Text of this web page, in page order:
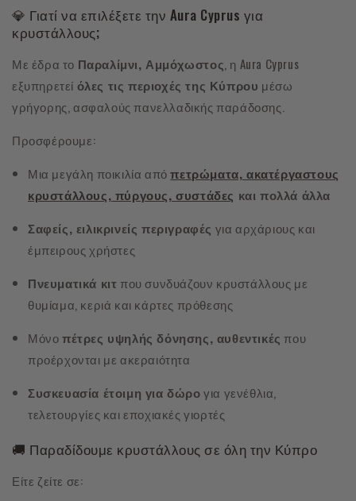
💎 Γιατί να επιλέξετε την Aura Cyprus για
κρυστάλλους;
Με έδρα το Παραλίμνι, Αμμόχωστος , η Aura Cyprus
εξυπηρετεί όλες τις περιοχές της Κύπρου μέσω
γρήγορης, ασφαλούς πανελλαδικής παράδοσης.
Προσφέρουμε:
Μια μεγάλη ποικιλία απόπετρώματα, ακατέργαστους
κρυστάλλους, πύργους, συστάδες και πολλά άλλα
Σαφείς, ειλικρινείς περιγραφές για αρχάριους και
έμπειρους χρήστες
Πνευματικά κιτ που συνδυάζουν κρυστάλλους με
θυμίαμα, κεριά και κάρτες πρόθεσης
Μόνοπέτρες υψηλής δόνησης, αυθεντικές που
προέρχονται με ακεραιότητα
Συσκευασία έτοιμη για δώρογια γενέθλια,
τελετουργίες και εποχιακές γιορτές
🚚 Παραδίδουμε κρυστάλλους σε όλη την Κύπρο
Είτε ζείτε σε: